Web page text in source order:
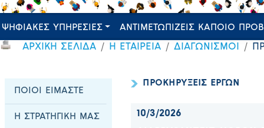
ΨΗΦΙΑΚΕΣ ΥΠΗΡΕΣΙΕΣ ΑΝΤΙΜΕΤΩΠΙΖΕΙΣ ΚΑΠΟΙΟ
ΑΡΧΙΚΗ ΣΕΛΙΔΑ Η ΕΤΑΙΡΕΙΑ ΔΙΑΓΩΝΙΣΜΟΙ
ΠΟΙΟΙ ΕΙΜΑΣΤΕ
Η ΣΤΡΑΤΗΓΙΚΗ ΜΑΣ
ΠΡΟΚΗΡΥΞΕΙΣ ΕΡΓΩΝ
10/3/2026